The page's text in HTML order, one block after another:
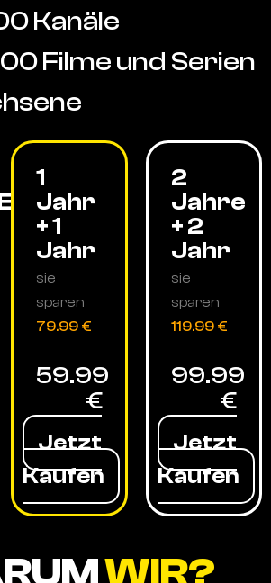
Kanäle
Filme und Serien
1
Jahr
+ 1
Jahr
sie
sparen
79.99 €
59.99
€
Jetzt
Kaufen
2
Jahre
+ 2
Jahr
sie
sparen
119.99 €
99.99
€
Jetzt
Kaufen
WIR?